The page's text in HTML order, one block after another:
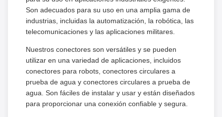
Son adecuados para su uso en una amplia gama de
industrias, incluidas la automatización, la robótica, las
telecomunicaciones y las aplicaciones militares.
Nuestros conectores son versátiles y se pueden
utilizar en una variedad de aplicaciones, incluidos
conectores para robots, conectores circulares a
prueba de agua y conectores circulares a prueba de
agua. Son fáciles de instalar y usar y están diseñados
para proporcionar una conexión confiable y segura.